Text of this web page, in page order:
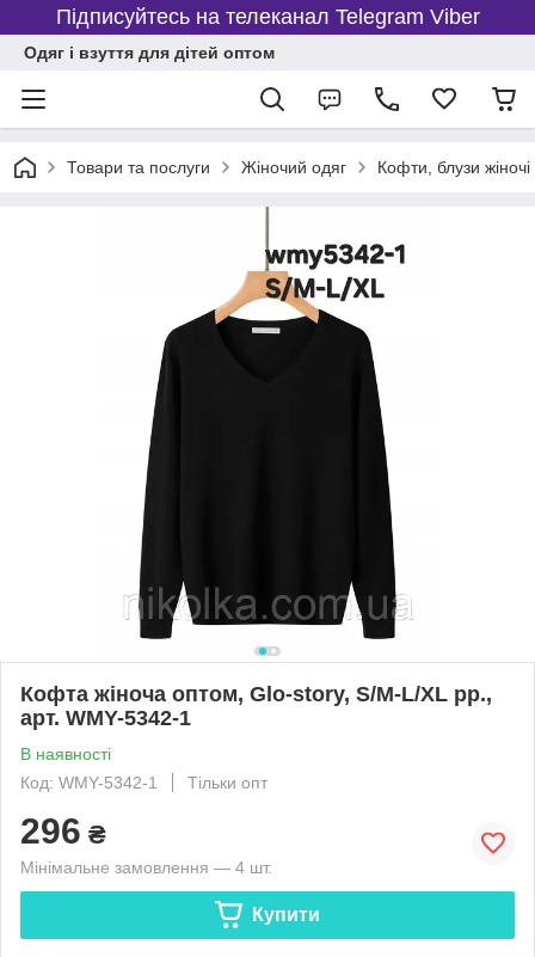
Підписуйтесь на телеканал Telegram Viber
Одяг і взуття для дітей оптом
Товари та послуги Жіночий одяг Кофти, блузи жіночі
Кофта жіноча оптом, Glo-story, S/M-L/XL рр.,
арт. WMY-5342-1
В наявності
Код: WMY-5342-1
Тільки опт
296 ₴
Мінімальне замовлення — 4 шт.
Купити